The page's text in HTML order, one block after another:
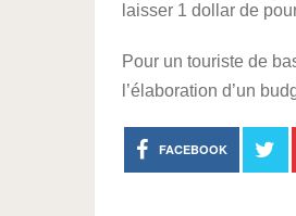
laisser 1 dollar de
Pour un touriste de
l’élaboration d’un
FACEBOOK